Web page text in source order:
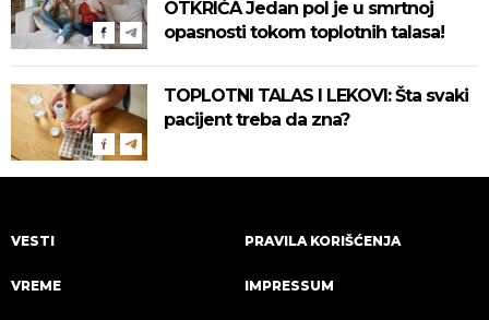
OTKRIĆA Jedan pol je u smrtnoj
opasnosti tokom toplotnih talasa!
TOPLOTNI TALAS I LEKOVI: Šta svaki
pacijent treba da zna?
VESTI
VREME
PRAVILA KORIŠĆENJA
IMPRESSUM